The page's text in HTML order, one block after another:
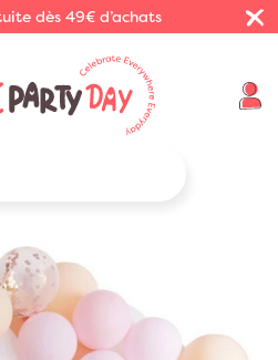
dès 49€ d’achats